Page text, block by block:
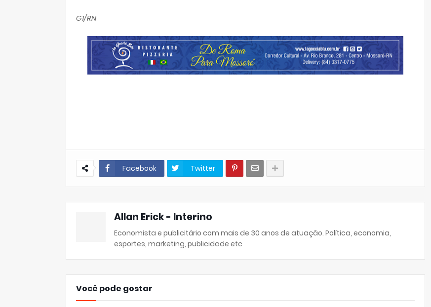
G1/RN
Facebook Twitter
Allan Erick - Interino
Economista e publicitário com mais de 30 anos de atuação. Política, economia,
esportes, marketing, publicidade etc
Você pode gostar